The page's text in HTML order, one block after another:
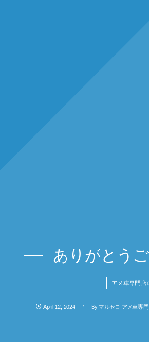
ありがとう
アメ車専門店
April 12, 2024 By マルセロ アメ車専